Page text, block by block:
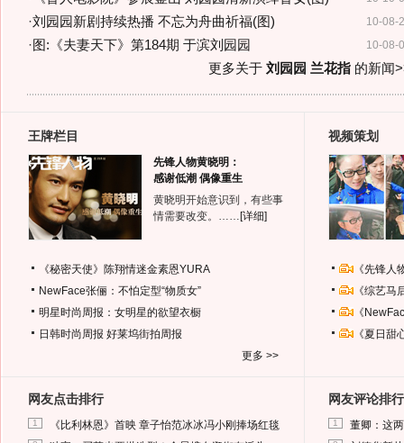
10-08-
·刘园园新剧持续热播 不忘为舟曲祈福(图)
10-08-
· 图:《夫妻天下》第184期 于滨刘园园
更多关于 刘园园 兰花指的新闻
王牌栏目
先锋人物黄晓明：
感谢低潮 偶像重生
黄晓明开始意识到，有些事
情需要改变。…… [详细]
《秘密天使》陈翔情迷金素恩YURA
NewFace张俪：不怕定型“物质女”
明星时尚周报：女明星的欲望衣橱
日韩时尚周报 好莱坞街拍周报
更多 >>
视频策划
《先锋
《综艺
《
《夏日
网友点击排行
1 《比利林恩》首映 章子怡范冰冰冯小刚捧场红毯
网友评论排行
1 董卿：这